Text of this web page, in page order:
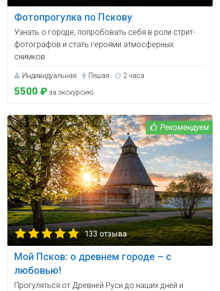
Фотопрогулка по Пскову
Узнать о городе, попробовать себя в роли стрит-
фотографов и стать героями атмосферных
снимков.
Индивидуальная Пешая 2 часа
5500 ₽ за экскурсию
133 отзыва
Мой Псков: о древнем городе – с
любовью!
Прогуляться от Древней Руси до наших дней и